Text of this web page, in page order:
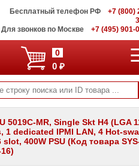
Бесплатный телефон РФ
+7 (800)
Для звонков по Москве
+7 (495) 901-
0
0 ₽
5019C-MR, Single Skt H4 (LGA
1 dedicated IPMI LAN, 4 Hot-
400W PSU (Код товара